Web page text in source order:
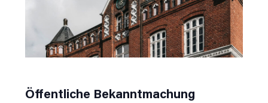
Öffentliche Bekanntmachung